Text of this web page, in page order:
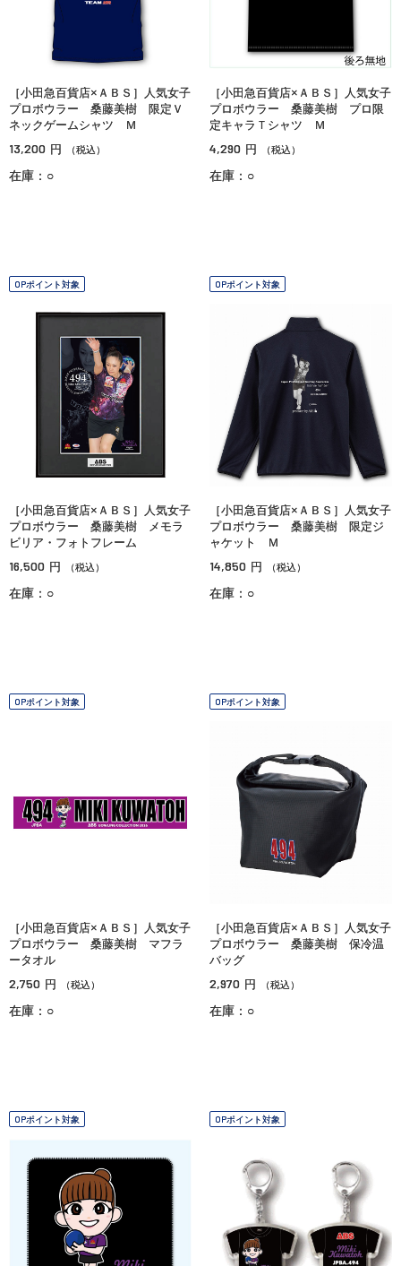
［小田急百貨店×ＡＢＳ］人気女子
プロボウラー 桑藤美樹 限定Ｖ
ネックゲームシャツ Ｍ
13,200 円 （税込）
在庫：○
［小田急百貨店×ＡＢＳ］人気女子
プロボウラー 桑藤美樹 プロ限
定キャラＴシャツ Ｍ
4,290 円 （税込）
在庫：○
OPポイント対象
［小田急百貨店×ＡＢＳ］人気女子
プロボウラー 桑藤美樹 メモラ
ビリア・フォトフレーム
16,500 円 （税込）
在庫：○
OPポイント対象
［小田急百貨店×ＡＢＳ］人気女子
プロボウラー 桑藤美樹 限定ジ
ャケット Ｍ
14,850 円 （税込）
在庫：○
OPポイント対象
［小田急百貨店×ＡＢＳ］人気女子
プロボウラー 桑藤美樹 マフラ
ータオル
2,750 円 （税込）
在庫：○
OPポイント対象
［小田急百貨店×ＡＢＳ］人気女子
プロボウラー 桑藤美樹 保冷温
バッグ
2,970 円 （税込）
在庫：○
OPポイント対象 OPポイント対象